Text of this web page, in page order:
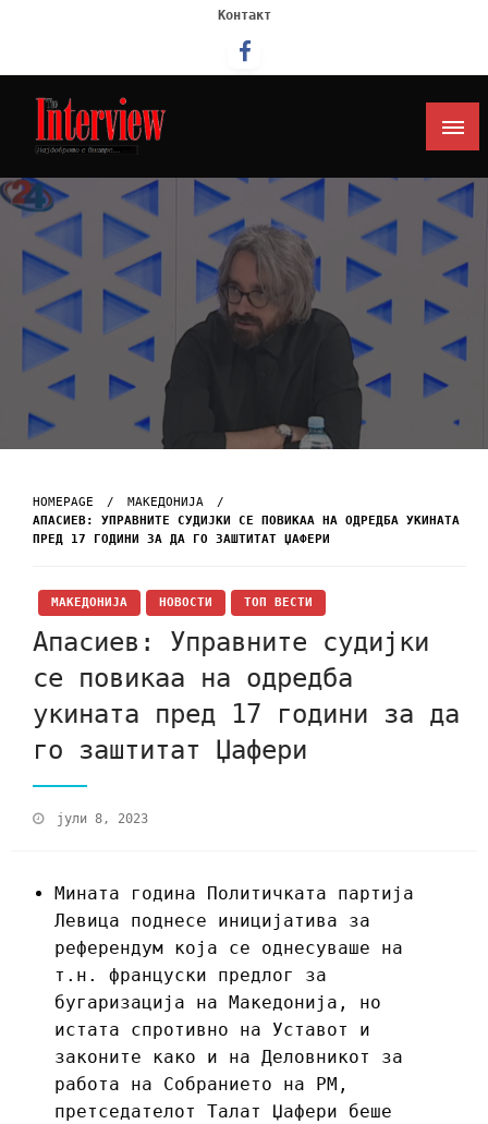
Контакт
Интервју
HOMEPAGE
МАКЕДОНИЈА
АПАСИЕВ: УПРАВНИТЕ СУДИЈКИ СЕ ПОВИКАА НА ОДРЕДБА УКИНАТА
ПРЕД 17 ГОДИНИ ЗА ДА ГО ЗАШТИТАТ ЏАФЕРИ
МАКЕДОНИЈА НОВОСТИ ТОП ВЕСТИ
Апасиев: Управните судијки
се повикаа на одредба
укината пред 17 години за да
го заштитат Џафери
јули 8, 2023
Мината година Политичката партија
Левица поднесе иницијатива за
референдум која се однесуваше на
т.н. француски предлог за
бугаризација на Македонија, но
истата спротивно на Уставот и
законите како и на Деловникот за
работа на Собранието на РМ,
претседателот Талат Џафери беше